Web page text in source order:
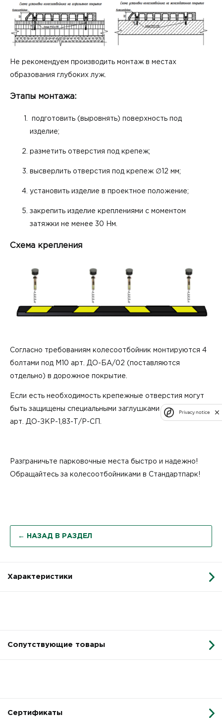
Не рекомендуем производить монтаж в местах
образования глубоких луж.
Этапы монтажа:
подготовить (выровнять) поверхность под
изделие;
разметить отверстия под крепеж;
высверлить отверстия под крепеж ∅12 мм;
установить изделие в проектное положение;
закрепить изделие креплениями с моментом
затяжки не менее 30 Нм.
Схема крепления
Согласно требованиям колесоотбойник монтируются 4
болтами под М10 арт. ДО-БА/02 (поставляются
отдельно) в дорожное покрытие.
Если есть необходимость крепежные отверстия могут
быть защищены специальными заглушками
арт. ДО-ЗКР-1,83-Т/Р-СП .
Разграничьте парковочные места быстро и надежно!
Обращайтесь за колесоотбойниками в Стандартпарк!
← НАЗАД В РАЗДЕЛ
Характеристики
Сопутствующие товары
Сертификаты
Privacy notice